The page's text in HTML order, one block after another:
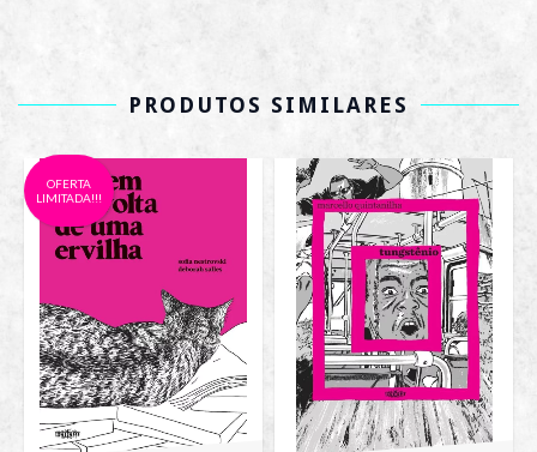
PRODUTOS SIMILARES
OFERTA
LIMITADA!!!